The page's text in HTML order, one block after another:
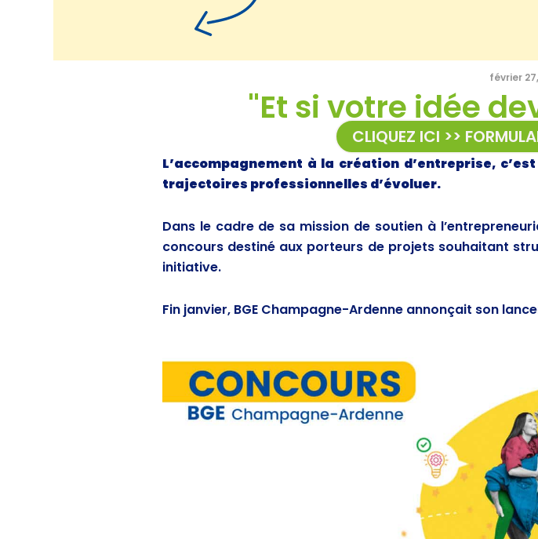
février
"Et si votre idée
CLIQUEZ ICI >>
L’accompagnement à la création d’entreprise,
trajectoires professionnelles d’évoluer.
Dans le cadre de sa mission de soutien à
concours destiné aux porteurs de projets souhaitant
initiative.
Fin janvier, BGE Champagne-Ardenne annonçait son